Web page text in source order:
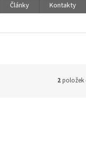
Články Kontakty
2položek